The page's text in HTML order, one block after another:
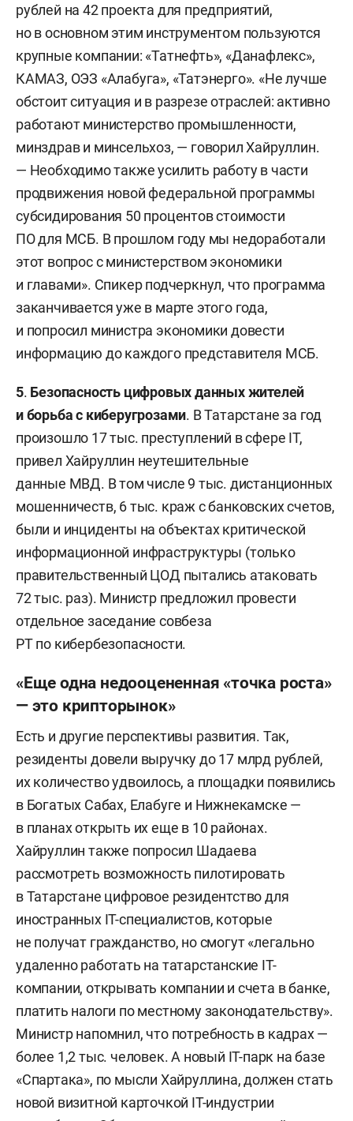
рублей на 42 проекта для предприятий,
но в основном этим инструментом пользуются
крупные компании: «Татнефть», «Данафлекс»,
КАМАЗ, ОЭЗ «Алабуга», «Татэнерго». «Не лучше
обстоит ситуация и в разрезе отраслей: активно
работают министерство промышленности,
минздрав и минсельхоз, — говорил Хайруллин.
— Необходимо также усилить работу в части
продвижения новой федеральной программы
субсидирования 50 процентов стоимости
ПО для МСБ. В прошлом году мы недоработали
этот вопрос с министерством экономики
и главами». Спикер подчеркнул, что программа
заканчивается уже в марте этого года,
и попросил министра экономики довести
информацию до каждого представителя МСБ.
5. Безопасность цифровых данных жителей
и борьба с киберугрозами. В Татарстане за год
произошло 17 тыс. преступлений в сфере IT,
привел Хайруллин неутешительные
данные МВД. В том числе 9 тыс. дистанционных
мошенничеств, 6 тыс. краж с банковских счетов,
были и инциденты на объектах критической
информационной инфраструктуры (только
правительственный ЦОД пытались атаковать
72 тыс. раз). Министр предложил провести
отдельное заседание совбеза
РТ по кибербезопасности.
«Еще одна недооцененная «точка роста»
— это крипторынок»
Есть и другие перспективы развития. Так,
резиденты довели выручку до 17 млрд рублей,
их количество удвоилось, а площадки появились
в Богатых Сабах, Елабуге и Нижнекамске —
в планах открыть их еще в 10 районах.
Хайруллин также попросил Шадаева
рассмотреть возможность пилотировать
в Татарстане цифровое резидентство для
иностранных IT-специалистов, которые
не получат гражданство, но смогут «легально
удаленно работать на татарстанские IT-
компании, открывать компании и счета в банке,
платить налоги по местному законодательству».
Министр напомнил, что потребность в кадрах —
более 1,2 тыс. человек. А новый IT-парк на базе
«Спартака», по мысли Хайруллина, должен стать
новой визитной карточкой IT-индустрии